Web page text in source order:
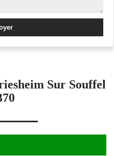
Sur Souffel